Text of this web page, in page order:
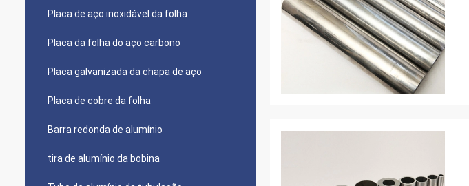
Placa de aço inoxidável da folha
Placa da folha do aço carbono
Placa galvanizada da chapa de aço
Placa de cobre da folha
Barra redonda de alumínio
tira de alumínio da bobina